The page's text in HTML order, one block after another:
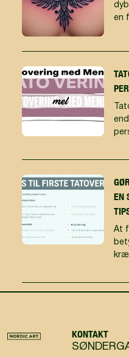
en
TATOVERING MED MENING: DIN
GØR DIN FØRSTE TATOVERING TIL
EN
At
KONTAKT